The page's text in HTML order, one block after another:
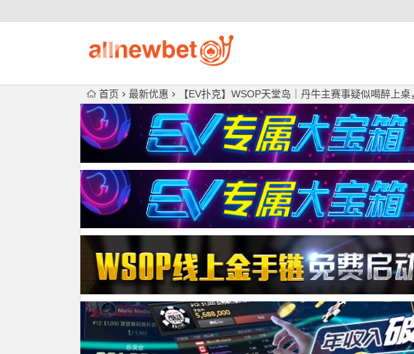
首页 最新优惠 【EV扑克】WSOP天堂岛｜丹牛主赛事疑似喝醉上桌